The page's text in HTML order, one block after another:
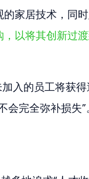
家居技术，同
以将其创新过
入的员工将获得
完全弥补损失”。